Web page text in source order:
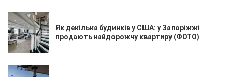
Як декілька будинків у США: у Запоріжжі
продають найдорожчу квартиру (ФОТО)